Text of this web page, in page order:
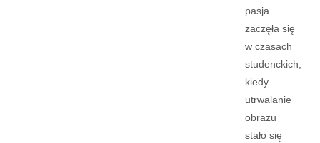
pasja
zaczęła się
w czasach
studenckich,
kiedy
utrwalanie
obrazu
stało się